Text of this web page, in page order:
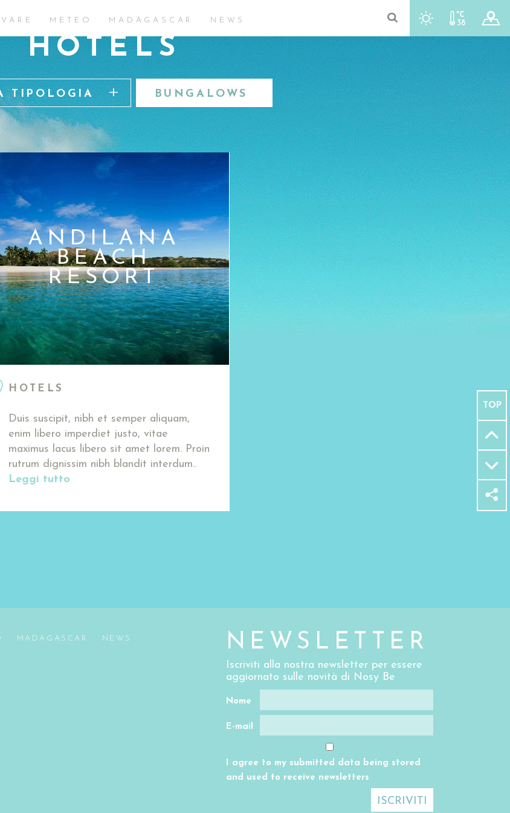
TOP
o
p
i
METEO MADAGASCAR NEWS u r t y
HOTELS
TIPOLOGIA BUNGALOWS
ANDILANA
BEACH
RESORT
HOTELS
Duis suscipit, nibh et semper aliquam,
enim libero imperdiet justo, vitae
maximus lacus libero sit amet lorem. Proin
rutrum dignissim nibh blandit interdum..
Leggi tutto
MADAGASCAR NEWS NEWSLETTER
Iscriviti alla nostra newsletter per essere
aggiornato sulle novità di Nosy Be
Nome
E-mail
I agree to my submitted data being stored
and used to receive newsletters